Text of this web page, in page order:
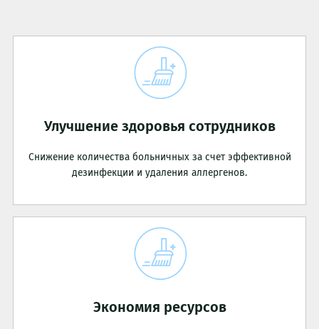
Улучшение здоровья сотрудников
Снижение количества больничных за счет эффективной
дезинфекции и удаления аллергенов.
Экономия ресурсов